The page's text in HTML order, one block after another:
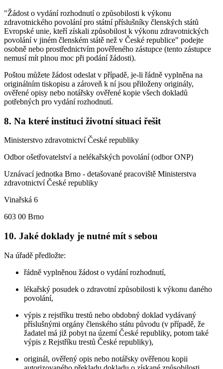
"Žádost o vydání rozhodnutí o způsobilosti k výkonu
zdravotnického povolání pro státní příslušníky členských států
Evropské unie, kteří získali způsobilost k výkonu zdravotnických
povolání v jiném členském státě než v České republice" podejte
osobně nebo prostřednictvím pověřeného zástupce (tento zástupce
nemusí mít plnou moc při podání žádosti).
Poštou můžete žádost odeslat v případě, je-li řádně vyplněna na
originálním tiskopisu a zároveň k ní jsou přiloženy originály,
ověřené opisy nebo notářsky ověřené kopie všech dokladů
potřebných pro vydání rozhodnutí.
8. Na které instituci životní situaci řešit
Ministerstvo zdravotnictví České republiky
Odbor ošetřovatelství a nelékařských povolání (odbor ONP)
Uznávací jednotka Brno - detašované pracoviště Ministerstva
zdravotnictví České republiky
Vinařská 6
603 00 Brno
10. Jaké doklady je nutné mít s sebou
Na úřadě předložte:
řádně vyplněnou žádost o vydání rozhodnutí,
lékařský posudek o zdravotní způsobilosti k výkonu daného
povolání,
výpis z rejstříku trestů nebo obdobný doklad vydávaný
příslušnými orgány členského státu původu (v případě, že
žadatel má již pobyt na území České republiky, potom také
výpis z Rejstříku trestů České republiky),
originál, ověřený opis nebo notářsky ověřenou kopii